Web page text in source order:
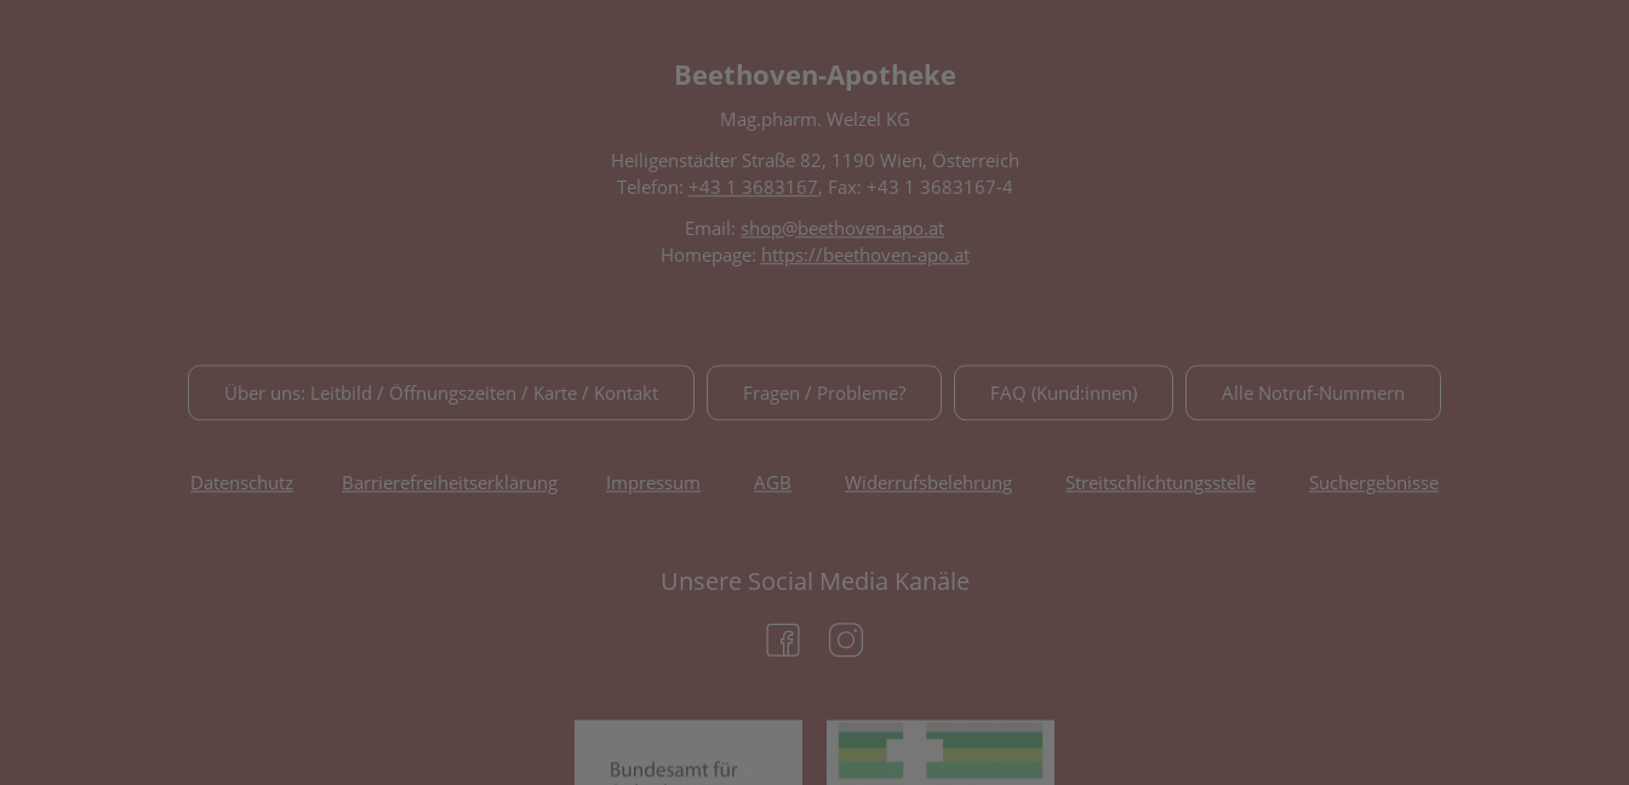
Beethoven-Apotheke
Mag.pharm. Welzel KG
Heiligenstädter Straße 82, 1190 Wien, Österreich
Telefon: +43 1 3683167, Fax: +43 1 3683167-4
Email: shop@beethoven-apo.at
Homepage: https://beethoven-apo.at
Über uns: Leitbild / Öffnungszeiten / Karte / Kontakt Fragen / Probleme? FAQ (Kund:innen) Alle Notruf-Nummern
Datenschutz Barrierefreiheitserklärung Impressum AGB Widerrufsbelehrung Streitschlichtungsstelle Suchergebnisse
Unsere Social Media Kanäle
(öffnet in neuem Tab)
(öffnet in neuem Tab)